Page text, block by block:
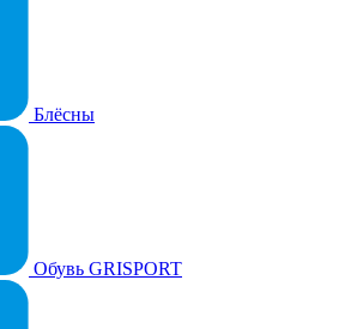
Блёсны
Обувь GRISPORT